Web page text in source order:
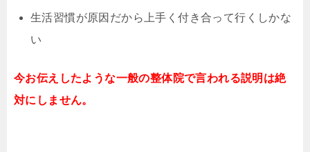
生活習慣が原因だから上手く付き合って行くしかな
い
今お伝えしたような一般の整体院で言われる説明は絶
対にしません。